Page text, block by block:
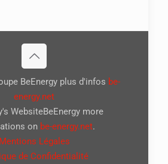
BeEnergy plus d'infos be-
energy.net
WebsiteBeEnergy more
on be-energy.net.
Mentions Légales
de Confidentialité